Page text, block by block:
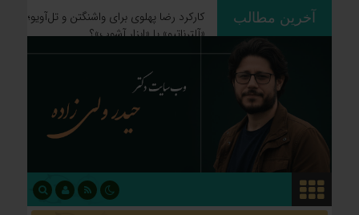
آخرین مطالب
کارکرد رضا پهلوی برای واشنگتن و تل‌آویو؛
«آلترناتیو» یا «ابزار آشوب»؟